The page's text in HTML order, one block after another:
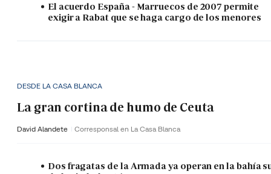
El acuerdo España - Marruecos de 2007 permite
exigir a Rabat que se haga cargo de los menores
DESDE LA CASA BLANCA
La gran cortina de humo de Ceuta
David Alandete Corresponsal en La Casa Blanca
Dos fragatas de la Armada ya operan en la bahía